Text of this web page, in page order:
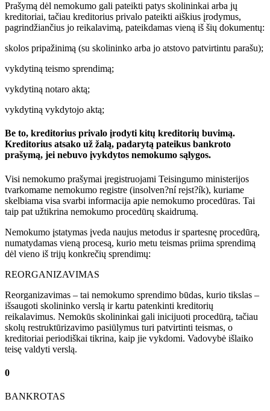
Prašymą dėl nemokumo gali pateikti patys skolininkai arba jų
kreditoriai, tačiau kreditorius privalo pateikti aiškius įrodymus,
pagrindžiančius jo reikalavimą, pateikdamas vieną iš šių dokumentų:
skolos pripažinimą (su skolininko arba jo atstovo patvirtintu parašu);
vykdytiną teismo sprendimą;
vykdytiną notaro aktą;
vykdytiną vykdytojo aktą;
Be to, kreditorius privalo įrodyti kitų kreditorių buvimą.
Kreditorius atsako už žalą, padarytą pateikus bankroto
prašymą, jei nebuvo įvykdytos nemokumo sąlygos.
Visi nemokumo prašymai įregistruojami Teisingumo ministerijos
tvarkomame nemokumo registre (insolven?ní rejst?ík), kuriame
skelbiama visa svarbi informacija apie nemokumo procedūras. Tai
taip pat užtikrina nemokumo procedūrų skaidrumą.
Nemokumo įstatymas įveda naujus metodus ir spartesnę procedūrą,
numatydamas vieną procesą, kurio metu teismas priima sprendimą
dėl vieno iš trijų konkrečių sprendimų:
REORGANIZAVIMAS
Reorganizavimas – tai nemokumo sprendimo būdas, kurio tikslas –
išsaugoti skolininko verslą ir kartu patenkinti kreditorių
reikalavimus. Nemokūs skolininkai gali inicijuoti procedūrą, tačiau
skolų restruktūrizavimo pasiūlymus turi patvirtinti teismas, o
kreditoriai periodiškai tikrina, kaip jie vykdomi. Vadovybė išlaiko
teisę valdyti verslą.
0
BANKROTAS